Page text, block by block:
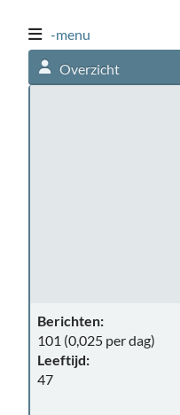
-menu
Overzicht
Berichten:
101 (0,025 per dag)
Leeftijd:
47